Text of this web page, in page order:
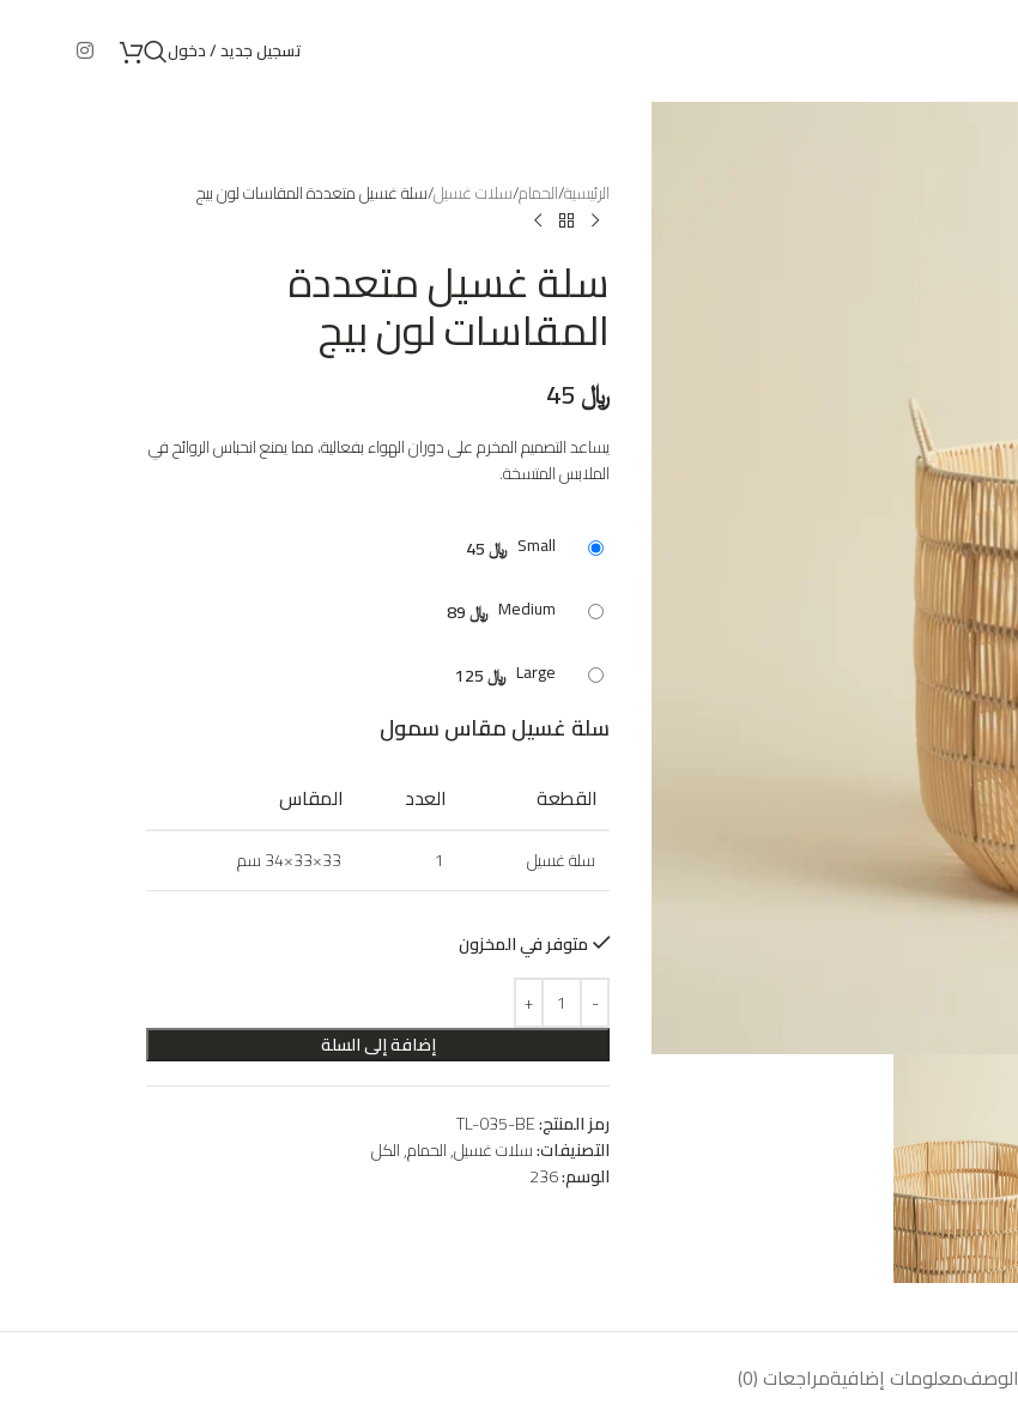
تسجيل جديد / دخول
الرئيسيةالحمامسلات غسيلسلة غسيل متعددة المقاسات لون بيج
سلة غسيل متعددة
المقاسات لون بيج
﷼
يساعد التصميم المخرم على دوران الهواء بفعالية، مما يمنع انحباس الروائح في
الملابس المتسخة.
Small ﷼45
Medium ﷼89
Large ﷼125
سلة غسيل مقاس سمول
القطعة العدد المقاس
سلة غسيل 1 33×33×34 سم
متوفر في المخزون
إضافة إلى السلة
رمز المنتج:TL-035-BE
التصنيفات:سلات غسيل,الحمام,الكل
الوسم:236
الوصفمعلومات إضافيةمراجعات (0)